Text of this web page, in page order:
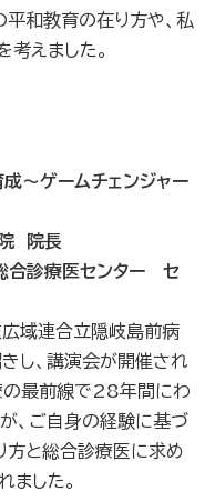
平和教育の在り方や、私
えました。
～ゲームチェンジャー
院長
合診療医センター セ
広域連合立隠岐島前病
し、講演会が開催され
の最前線で28年間にわ
、ご自身の経験に基づ
方と総合診療医に求め
ました。